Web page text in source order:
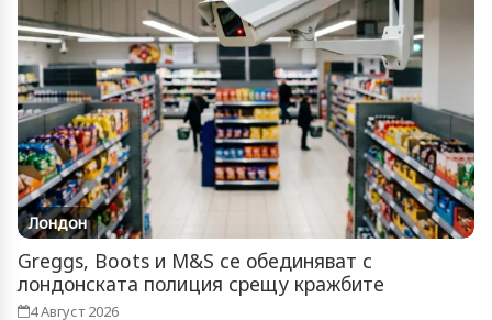
Лондон
Greggs, Boots и M&S се обединяват с
лондонската полиция срещу кражбите
4 Август 2026